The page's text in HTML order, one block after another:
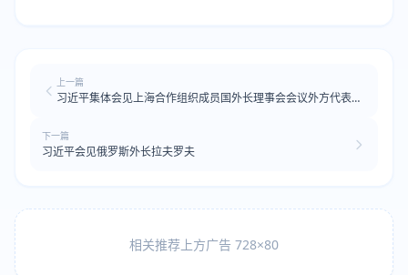
上一篇
习近平集体会见上海合作组织成员国外长理事会会议外方代表团
下一篇
习近平会见俄罗斯外长拉夫罗夫
相关推荐上方广告 728×80